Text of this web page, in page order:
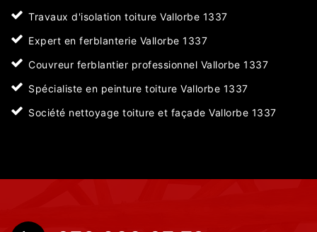
Travaux d'isolation toiture Vallorbe 1337
Expert en ferblanterie Vallorbe 1337
Couvreur ferblantier professionnel Vallorbe 1337
Spécialiste en peinture toiture Vallorbe 1337
Société nettoyage toiture et façade Vallorbe 1337